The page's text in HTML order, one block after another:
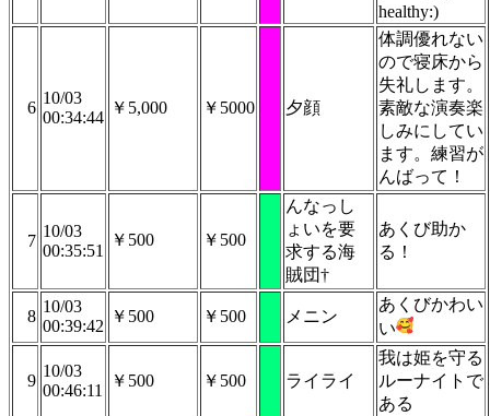
healthy:)
6
10/03
00:34:44
￥5,000 ￥5000 夕顔
体調優れない
ので寝床から
失礼します。
素敵な演奏楽
しみにしてい
ます。練習が
んばって！
7
10/03
00:35:51
￥500 ￥500
んなっし
ょいを要
求する海
賊団†
あくび助か
る！
8
10/03
00:39:42
￥500 ￥500 メニン
あくびかわい
い
9
10/03
00:46:11
￥500 ￥500 ライライ
我は姫を守る
ルーナイトで
ある